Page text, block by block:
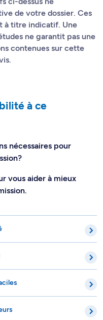
de votre dossier. Ces
à titre indicatif. Une
ne garantit pas une
contenues sur cette
à ce
nécessaires pour
vous aider à mieux